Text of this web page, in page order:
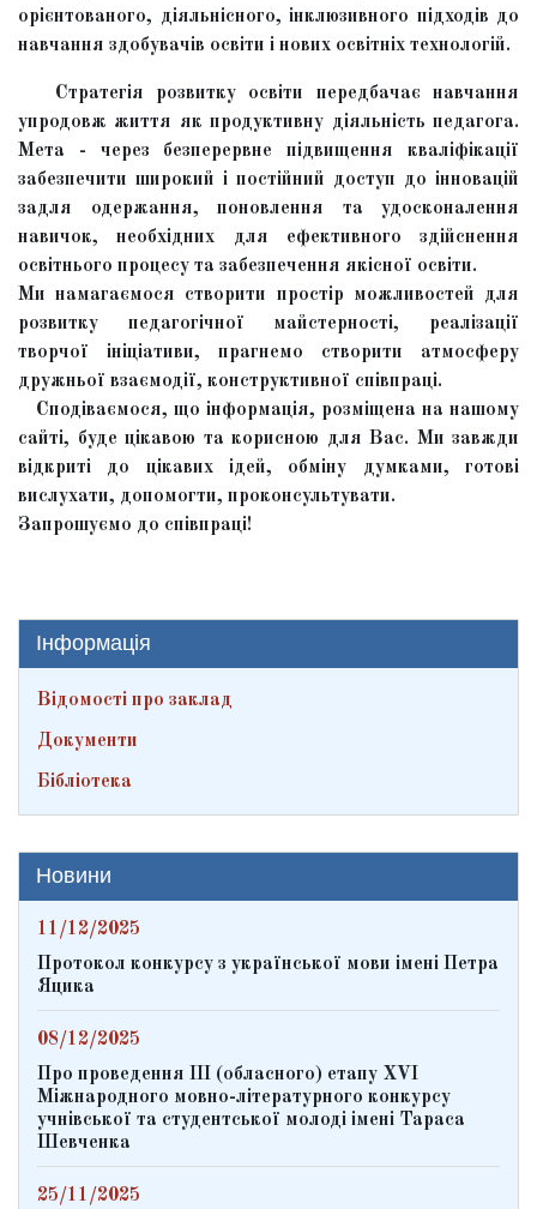
орієнтованого, діяльнісного, інклюзивного підходів до
навчання здобувачів освіти і нових освітніх технологій.
Стратегія розвитку освіти передбачає навчання
упродовж життя як продуктивну діяльність педагога.
Мета - через безперервне підвищення кваліфікації
забезпечити широкий і постійний доступ до інновацій
задля одержання, поновлення та удосконалення
навичок, необхідних для ефективного здійснення
освітнього процесу та забезпечення якісної освіти.
Ми намагаємося створити простір можливостей для
розвитку педагогічної майстерності, реалізації
творчої ініціативи, прагнемо створити атмосферу
дружньої взаємодії, конструктивної співпраці.
Сподіваємося, що інформація, розміщена на нашому
сайті, буде цікавою та корисною для Вас. Ми завжди
відкриті до цікавих ідей, обміну думками, готові
вислухати, допомогти, проконсультувати.
Запрошуємо до співпраці!
Інформація
Відомості про заклад
Документи
Бібліотека
Новини
11/12/2025
Протокол конкурсу з української мови імені Петра
Яцика
08/12/2025
Про проведення ІІІ (обласного) етапу ХVІ
Міжнародного мовно-літературного конкурсу
учнівської та студентської молоді імені Тараса
Шевченка
25/11/2025